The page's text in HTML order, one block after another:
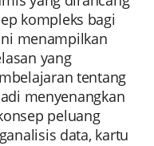
kompleks bagi
menampilkan
yang
tentang
menyenangkan
peluang
data, kartu